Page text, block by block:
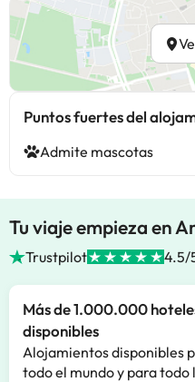
Puntos fuertes del
Admite mascotas
Tu viaje empieza en
Trustpilot 4.5/
Más de 1.000.000
disponibles
Alojamientos disponibles
todo el mundo y para todo